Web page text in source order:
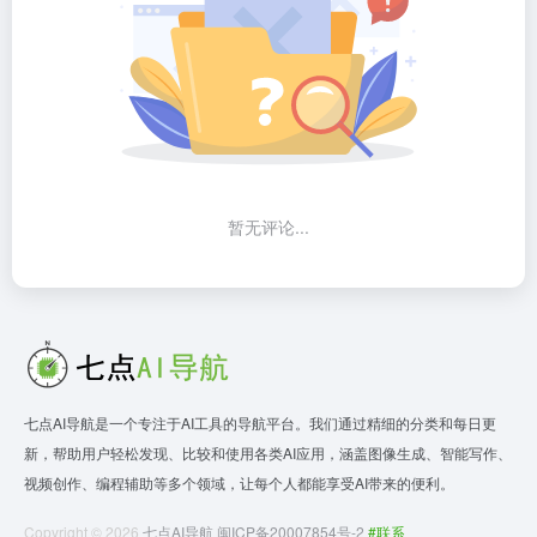
暂无评论...
七点AI导航是一个专注于AI工具的导航平台。我们通过精细的分类和每日更
新，帮助用户轻松发现、比较和使用各类AI应用，涵盖图像生成、智能写作、
视频创作、编程辅助等多个领域，让每个人都能享受AI带来的便利。
Copyright © 2026 七点AI导航 闽ICP备20007854号-2 #联系